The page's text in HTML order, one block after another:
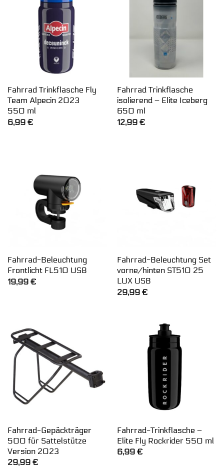
Fahrrad Trinkflasche Fly
Team Alpecin 2023
550 ml
6,99 €
Fahrrad Trinkflasche
isolierend – Elite Iceberg
650 ml
12,99 €
Fahrrad-Beleuchtung
Frontlicht FL510 USB
19,99 €
Fahrrad-Beleuchtung Set
vorne/hinten ST510 25
LUX USB
29,99 €
Fahrrad-Gepäckträger
500 für Sattelstütze
Version 2023
29,99 €
Fahrrad-Trinkflasche –
Elite Fly Rockrider 550 ml
6,99 €